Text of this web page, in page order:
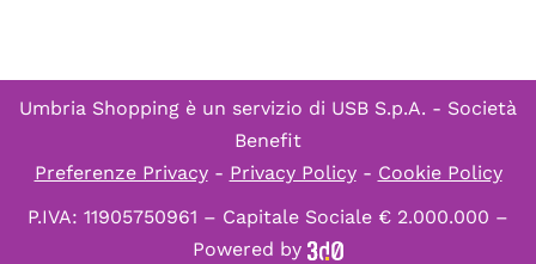
Umbria Shopping è un servizio di USB S.p.A. - Società
Benefit
Preferenze Privacy- Privacy Policy- Cookie Policy
P.IVA: 11905750961 – Capitale Sociale € 2.000.000 –
Powered by